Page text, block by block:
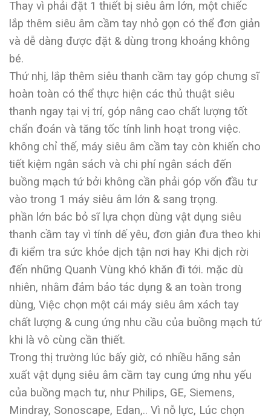
Thay vì phải đặt 1 thiết bị siêu âm lớn, một chiếc
lắp thêm siêu âm cầm tay nhỏ gọn có thể đơn giản
và dễ dàng được đặt & dùng trong khoảng không
bé.
Thứ nhị, lắp thêm siêu thanh cầm tay góp chưng sĩ
hoàn toàn có thể thực hiện các thủ thuật siêu
thanh ngay tại vị trí, góp nâng cao chất lượng tốt
chẩn đoán và tăng tốc tính linh hoạt trong việc.
không chỉ thế, máy siêu âm cầm tay còn khiến cho
tiết kiệm ngân sách và chi phí ngân sách đến
buồng mạch tứ bởi không cần phải góp vốn đầu tư
vào trong 1 máy siêu âm lớn & sang trọng.
phần lớn bác bỏ sĩ lựa chọn dùng vật dụng siêu
thanh cầm tay vì tính dế yêu, đơn giản đưa theo khi
đi kiểm tra sức khỏe dịch tận nơi hay Khi dịch rời
đến những Quanh Vùng khó khăn đi tới. mặc dù
nhiên, nhằm đảm bảo tác dụng & an toàn trong
dùng, Việc chọn một cái máy siêu âm xách tay
chất lượng & cung ứng nhu cầu của buồng mạch tứ
khi là vô cùng cần thiết.
Trong thị trường lúc bấy giờ, có nhiều hãng sản
xuất vật dụng siêu âm cầm tay cung ứng nhu yếu
của buồng mạch tư, như Philips, GE, Siemens,
Mindray, Sonoscape, Edan,.. Vì nỗ lực, Lúc chọn